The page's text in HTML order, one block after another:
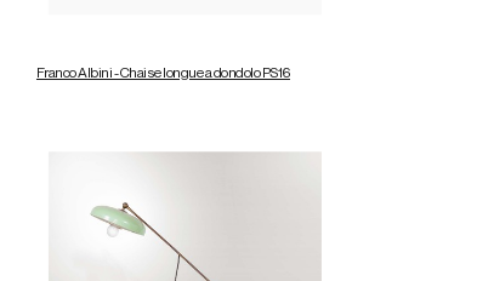
Franco Albini - Chaise longue a dondolo PS16